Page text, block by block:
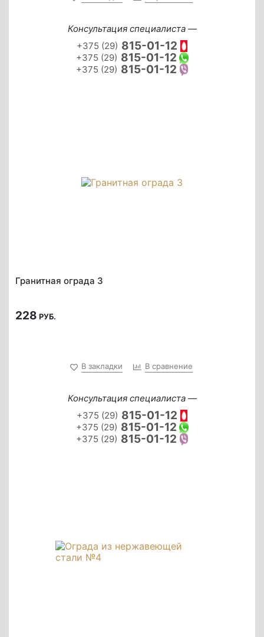
Консультация специалиста —
+375 (29) 815-01-12
+375 (29) 815-01-12
+375 (29) 815-01-12
Гранитная ограда 3
228 РУБ.
В закладки В сравнение
Консультация специалиста —
+375 (29) 815-01-12
+375 (29) 815-01-12
+375 (29) 815-01-12